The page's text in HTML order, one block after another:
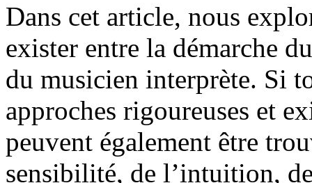
Dans cet article, nous
exister entre la démarche
du musicien interprète. Si
approches rigoureuses et
peuvent également être
sensibilité, de l’intuition,